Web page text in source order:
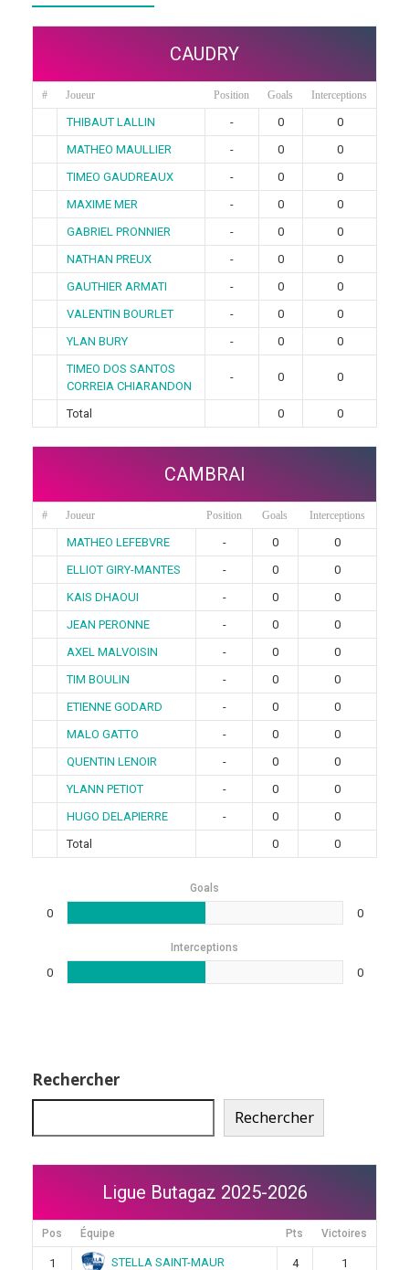
CAUDRY
# Joueur Position Goals Interceptions
THIBAUT LALLIN - 0
0
MATHEO MAULLIER
- 0
0
TIMEO GAUDREAUX
- 0
0
MAXIME MER
- 0
0
GABRIEL PRONNIER
- 0
0
NATHAN PREUX
- 0
0
GAUTHIER ARMATI
- 0
0
VALENTIN BOURLET
- 0
0
YLAN BURY
- 0
0
TIMEO DOS SANTOS
CORREIA CHIARANDON
- 0 0
Total 0 0
CAMBRAI
# Joueur Position Goals Interceptions
MATHEO LEFEBVRE - 0
0
ELLIOT GIRY-MANTES
- 0
0
KAIS DHAOUI
- 0
0
JEAN PERONNE
- 0
0
AXEL MALVOISIN
- 0
0
TIM BOULIN
- 0
0
ETIENNE GODARD
- 0
0
MALO GATTO
- 0
0
QUENTIN LENOIR
- 0
0
YLANN PETIOT
- 0
0
HUGO DELAPIERRE
- 0
0
Total
0 0
Goals
0 0
Interceptions
0 0
Rechercher
Rechercher
Ligue Butagaz 2025-2026
Pos Équipe Pts Victoires
1 STELLA SAINT-MAUR 4 1